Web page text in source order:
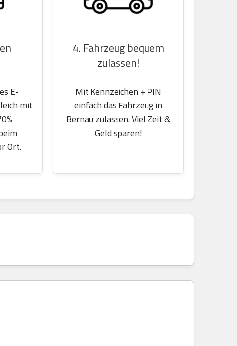
E-
mit
Ort.
4. Fahrzeug bequem
zulassen!
Mit Kennzeichen + PIN
einfach das Fahrzeug in
Bernau zulassen. Viel Zeit &
Geld sparen!